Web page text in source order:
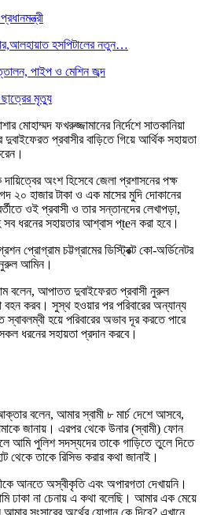
হসপিটালের নতুন…
পাইপ ও মেশিন জব্দ
ছাত্রের মৃত্যু
মোহাম্মদ ফখরুজ্জামানের নির্দেশে সাতকানিয়া
দুবাইফেরত প্রবাসীর বাড়িতে গিয়ে আর্থিক সহায়তা
অংশ হিসেবে জেলা প্রশাসনের পক্ষ
হাজার টাকা ও এক মাসের মুদি দোকানের
ওই প্রবাসী ও তার সন্তানদের লেখাপড়া,
সব ধরনের সহায়তার আশ্বাস প্teন করা হবে।
প্রোগ্রাম চট্টগ্রামের ডিস্ট্রিক্ট কো-অর্ডিনেটর
আমিন।
বলেন, আপাতত দুবাইফেরত প্রবাসী নুরুল
বহন করব। সুস্থ হওয়ার পর পরিবারের অন্যান্য
হয়ে পরিবারের অভাব দূর করতে পারে
ধরনের সহায়তা প্রদান করবে।
বলেন, আমার স্বামী ৮ মার্চ দেশে আসবে,
জানায়। এরপর থেকে উনার (স্বামী) ফোন
আমি পুলিশ সদস্যদের তাকে গাড়িতে তুলে দিতে
থেকে তাকে রিসিভ করার কথা জানাই।
আনতে অস্বীকৃতি এবং অপারগতা দেখায়নি।
ঢাকা না চেনায় এ কথা বলেছি। আমার এক মেয়ে
সংসারের অর্থের যোগান কে দিবে? এখানে